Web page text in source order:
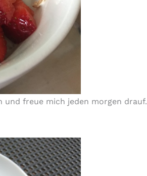
freue mich jeden morgen drauf.